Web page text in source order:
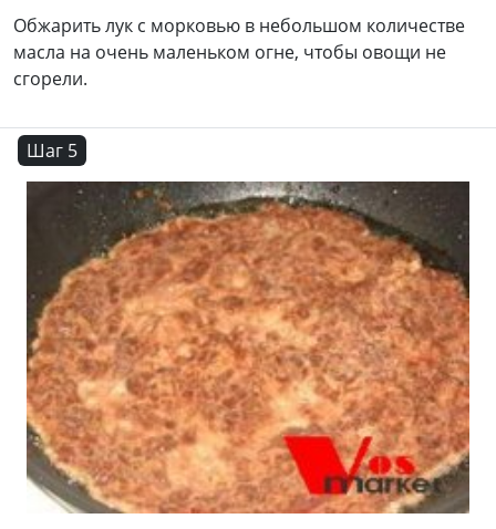
Обжарить лук с морковью в небольшом количестве
масла на очень маленьком огне, чтобы овощи не
сгорели.
Шаг 5